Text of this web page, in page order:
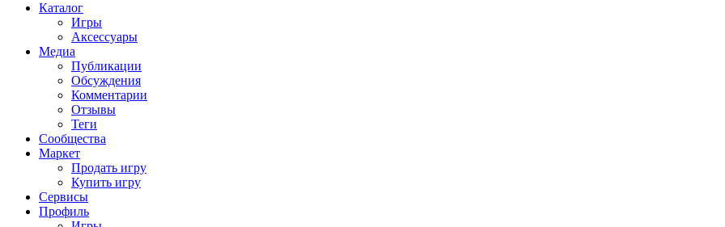
Каталог
Игры
Аксессуары
Медиа
Публикации
Обсуждения
Комментарии
Отзывы
Теги
Сообщества
Маркет
Продать игру
Купить игру
Сервисы
Профиль